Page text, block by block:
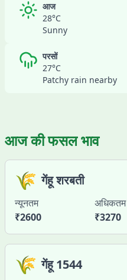
आज
28°C
Sunny
परसों
27°C
Patchy rain nearby
आज की फसल भाव
🌾 गेंहू शरबती
न्यूनतम
₹2600
अधिकतम
₹3270
🌾 गेंहू 1544